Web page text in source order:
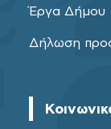
Έργα Δήμου
Δήλωση